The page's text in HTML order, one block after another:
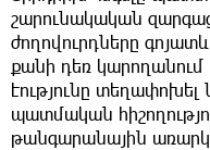
շարունակական
ժողովուրդները
քանի դեռ
էությունը
պատմական
թանգարանային